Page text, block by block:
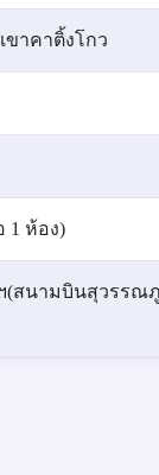
ขาคาติ้งโกว
1 ห้อง)
สนามบินสุวรรณภู